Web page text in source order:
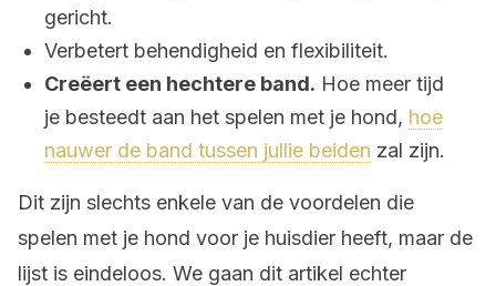
gericht.
Verbetert behendigheid en flexibiliteit.
Creëert een hechtere band. Hoe meer tijd
je besteedt aan het spelen met je hond, hoe
nauwer de band tussen jullie beiden zal zijn.
Dit zijn slechts enkele van de voordelen die
spelen met je hond voor je huisdier heeft, maar de
lijst is eindeloos. We gaan dit artikel echter